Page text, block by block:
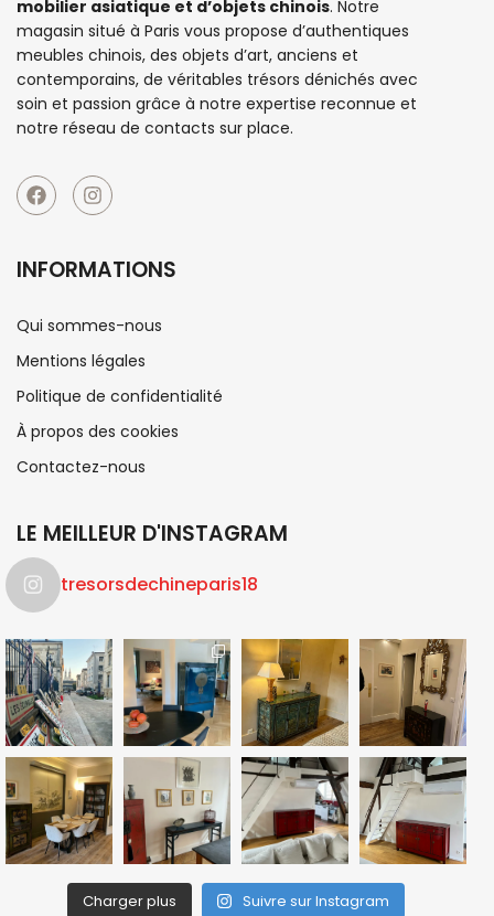
mobilier asiatique et d’objets chinois. Notre
magasin situé à Paris vous propose d’authentiques
meubles chinois, des objets d’art, anciens et
contemporains, de véritables trésors dénichés avec
soin et passion grâce à notre expertise reconnue et
notre réseau de contacts sur place.
INFORMATIONS
Qui sommes-nous
Mentions légales
Politique de confidentialité
À propos des cookies
Contactez-nous
LE MEILLEUR D'INSTAGRAM
tresorsdechineparis18
Charger plus Suivre sur Instagram